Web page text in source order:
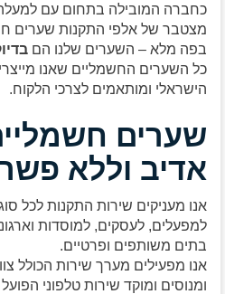
מצטבר של אלפי התקנות שערים
בפה מלא – השערים שלנו הם
כל השערים החשמליים שאנו
הישראלי ומותאמים לצרכי הלקוח.
שערים
אדיב וללא
אנו מעניקים שירות התקנות לכל
למפעלים, לעסקים, למוסדות
בתים משותפים ופרטיים.
אנו מפעילים מערך שירות הכולל
ומנוסים ומוקד שירות טלפוני הפועל 24 שעות ביממה.